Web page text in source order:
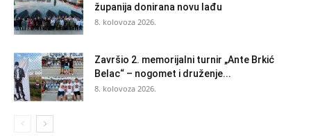
županija donirana novu lađu
8. kolovoza 2026.
Završio 2. memorijalni turnir „Ante Brkić
Belac“ – nogomet i druženje...
8. kolovoza 2026.